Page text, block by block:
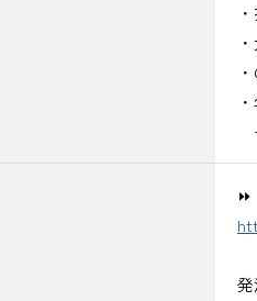
※応募書類等の送付方法につきま